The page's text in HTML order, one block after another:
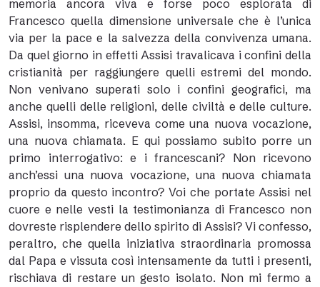
memoria ancora viva e forse poco esplorata di
Francesco quella dimensione universale che è l’unica
via per la pace e la salvezza della convivenza umana.
Da quel giorno in effetti Assisi travalicava i confini della
cristianità per raggiungere quelli estremi del mondo.
Non venivano superati solo i confini geografici, ma
anche quelli delle religioni, delle civiltà e delle culture.
Assisi, insomma, riceveva come una nuova vocazione,
una nuova chiamata. E qui possiamo subito porre un
primo interrogativo: e i francescani? Non ricevono
anch’essi una nuova vocazione, una nuova chiamata
proprio da questo incontro? Voi che portate Assisi nel
cuore e nelle vesti la testimonianza di Francesco non
dovreste risplendere dello spirito di Assisi? Vi confesso,
peraltro, che quella iniziativa straordinaria promossa
dal Papa e vissuta così intensamente da tutti i presenti,
rischiava di restare un gesto isolato. Non mi fermo a